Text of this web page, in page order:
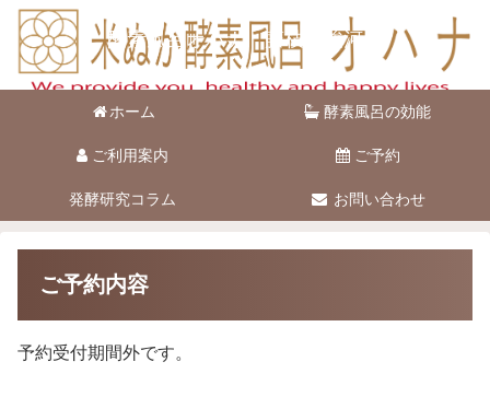
酵素風呂オハナ 藤枝市駿河台
ホーム 酵素風呂の効能
ご利用案内 ご予約
発酵研究コラム お問い合わせ
ご予約内容
予約受付期間外です。